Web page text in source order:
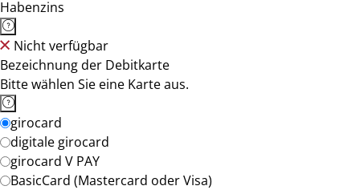
Habenzins
Nicht verfügbar
Bezeichnung der Debitkarte
Bitte wählen Sie eine Karte aus.
girocard
digitale girocard
girocard V PAY
BasicCard (Mastercard oder Visa)